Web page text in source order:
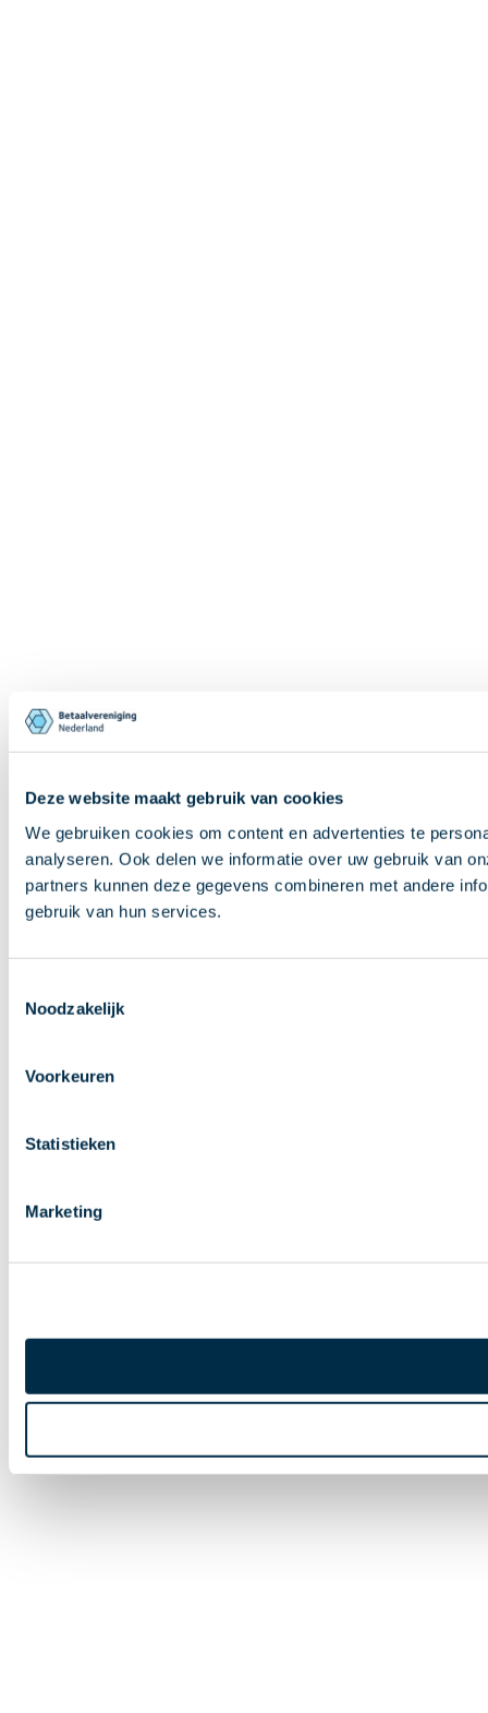
Deze website maakt gebruik van cookies
We gebruiken cookies om content en advertenties te
analyseren. Ook delen we informatie over uw gebruik van
partners kunnen deze gegevens combineren met andere
gebruik van hun services.
Noodzakelijk
Voorkeuren
Statistieken
Marketing